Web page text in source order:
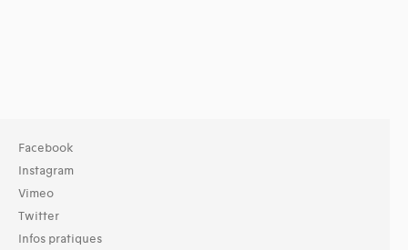
Facebook
Instagram
Vimeo
Twitter
Infos pratiques